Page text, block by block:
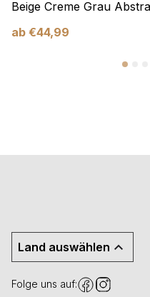
Beige Creme Grau
ab €44,99
Land auswählen
Folge uns auf: